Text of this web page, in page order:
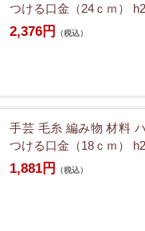
つける口金（24ｃｍ）
2,376円 （税込）
手芸 毛糸 編み物 材料
つける口金（18ｃｍ）
1,881円 （税込）